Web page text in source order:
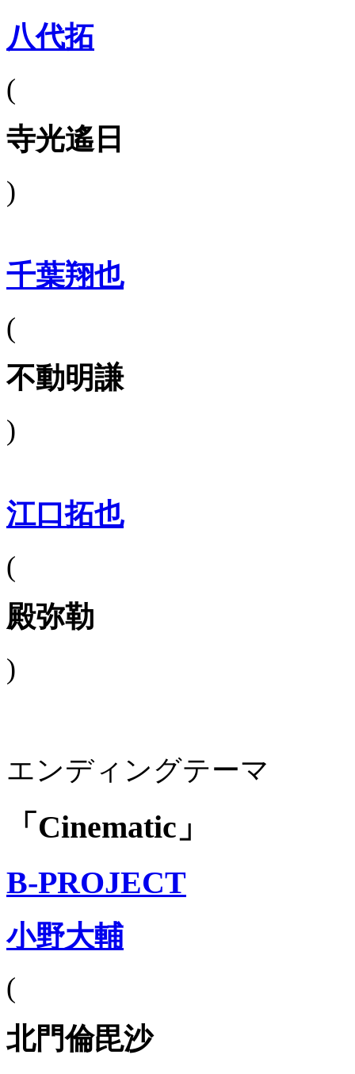
八代拓
(
寺光遙日
)
千葉翔也
(
不動明謙
)
江口拓也
(
殿弥勒
)
エンディングテーマ
「Cinematic」
B-PROJECT
小野大輔
(
北門倫毘沙